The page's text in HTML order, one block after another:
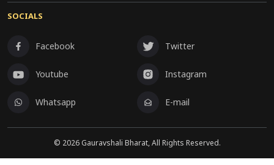
SOCIALS
Facebook Twitter
Youtube Instagram
Whatsapp E-mail
© 2026Gauravshali Bharat, All Rights Reserved.